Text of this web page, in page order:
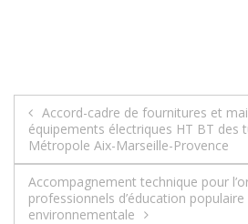
Navigation
de
l’article
Accord-cadre de fournitures et
équipements électriques HT BT des
Métropole Aix-Marseille-Provence
Accompagnement technique pour
professionnels d’éducation
environnementale